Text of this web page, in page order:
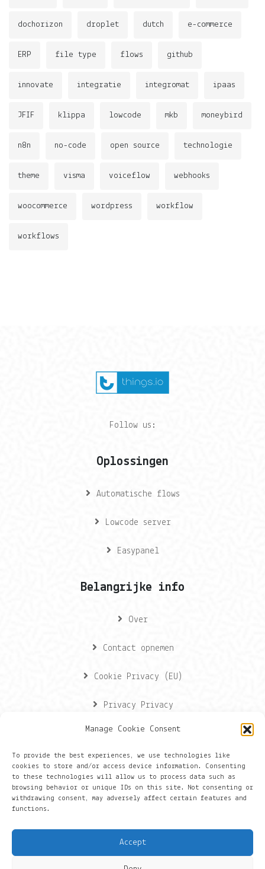
Manage Cookie Consent
To provide the best experiences, we use technologies like
cookies to store and/or access device information. Consenting
to these technologies will allow us to process data such as
browsing behavior or unique IDs on this site. Not consenting or
withdrawing consent, may adversely affect certain features and
functions.
Accept
dochorizon droplet dutch e-commerce
ERP file type flows github
innovate integratie integromat ipaas
JFIF klippa lowcode mkb moneybird
n8n no-code open source technologie
theme visma voiceflow webhooks
woocommerce wordpress workflow
workflows
Follow us:
Oplossingen
Automatische flows
Lowcode server
Easypanel
Belangrijke info
Over
Contact opnemen
Cookie Privacy (EU)
Privacy Privacy
Onze gegevens
hans@things.io